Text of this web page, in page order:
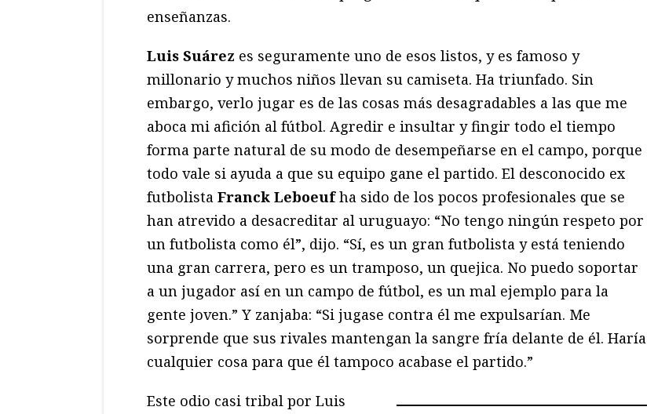
enseñanzas.
Luis Suárez es seguramente uno de esos listos, y es famoso y
millonario y muchos niños llevan su camiseta. Ha triunfado. Sin
embargo, verlo jugar es de las cosas más desagradables a las que me
aboca mi afición al fútbol. Agredir e insultar y fingir todo el tiempo
forma parte natural de su modo de desempeñarse en el campo, porque
todo vale si ayuda a que su equipo gane el partido. El desconocido ex
futbolista Franck Leboeufha sido de los pocos profesionales que se
han atrevido a desacreditar al uruguayo: “No tengo ningún respeto por
un futbolista como él”, dijo. “Sí, es un gran futbolista y está teniendo
una gran carrera, pero es un tramposo, un quejica. No puedo soportar
a un jugador así en un campo de fútbol, es un mal ejemplo para la
gente joven.” Y zanjaba: “Si jugase contra él me expulsarían. Me
sorprende que sus rivales mantengan la sangre fría delante de él. Haría
cualquier cosa para que él tampoco acabase el partido.”
Este odio casi tribal por Luis